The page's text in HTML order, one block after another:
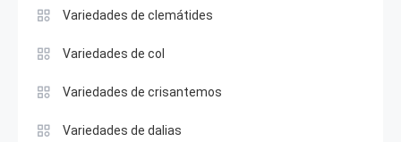
Variedades de clemátides
Variedades de col
Variedades de crisantemos
Variedades de dalias